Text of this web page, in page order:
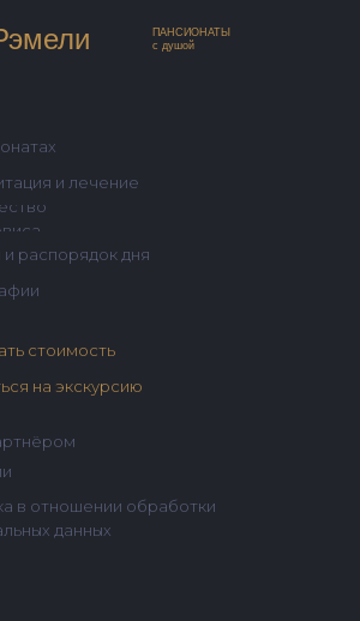
ПАНСИОНАТЫ
с душой
и лечение
и распорядок дня
стоимость
на экскурсию
в отношении обработки
данных